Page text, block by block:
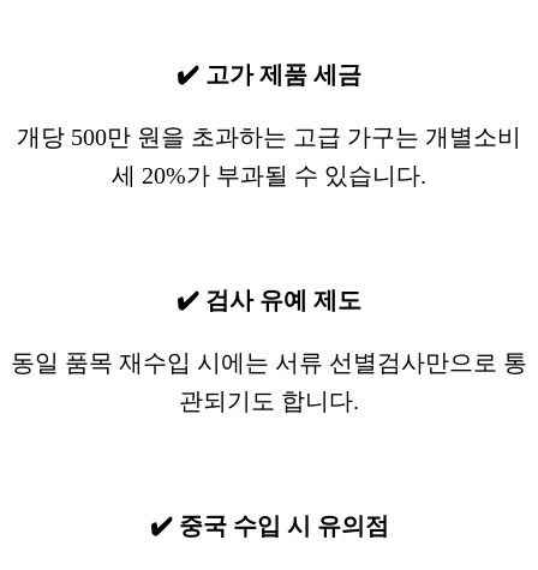
✔️ 고가 제품 세금
개당 500만 원을 초과하는 고급 가구는 개별소비
세 20%가 부과될 수 있습니다.
✔️ 검사 유예 제도
동일 품목 재수입 시에는 서류 선별검사만으로 통
관되기도 합니다.
✔️ 중국 수입 시 유의점